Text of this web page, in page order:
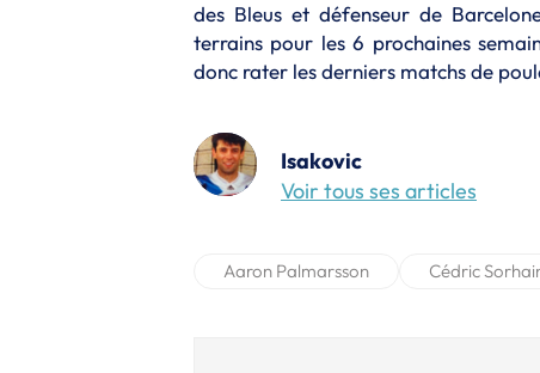
des Bleus et défenseur de
terrains pour les 6 prochaines
donc rater les derniers matchs de
Isakovic
Voir tous ses articles
Aaron Palmarsson Cédric